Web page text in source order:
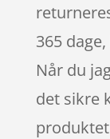
365
Når du
det sikre